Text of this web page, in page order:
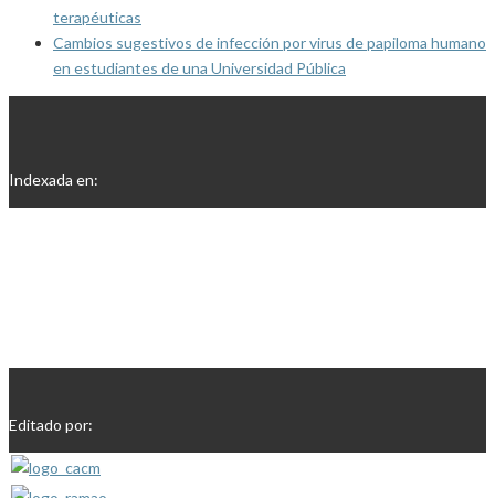
terapéuticas
Cambios sugestivos de infección por virus de papiloma humano
en estudiantes de una Universidad Pública
Indexada en:
Editado por: